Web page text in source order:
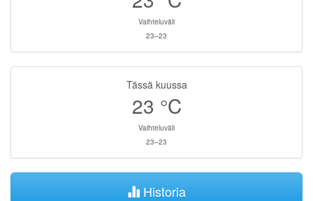
Vaihteluväli
23–23
Tässä kuussa
23 °C
Vaihteluväli
23–23
Historia